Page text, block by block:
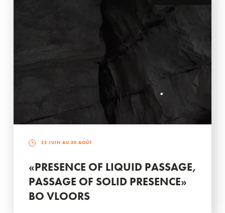
25 JUIN AU 30 AOÛT
«PRESENCE OF LIQUID PASSAGE,
PASSAGE OF SOLID PRESENCE»
BO VLOORS